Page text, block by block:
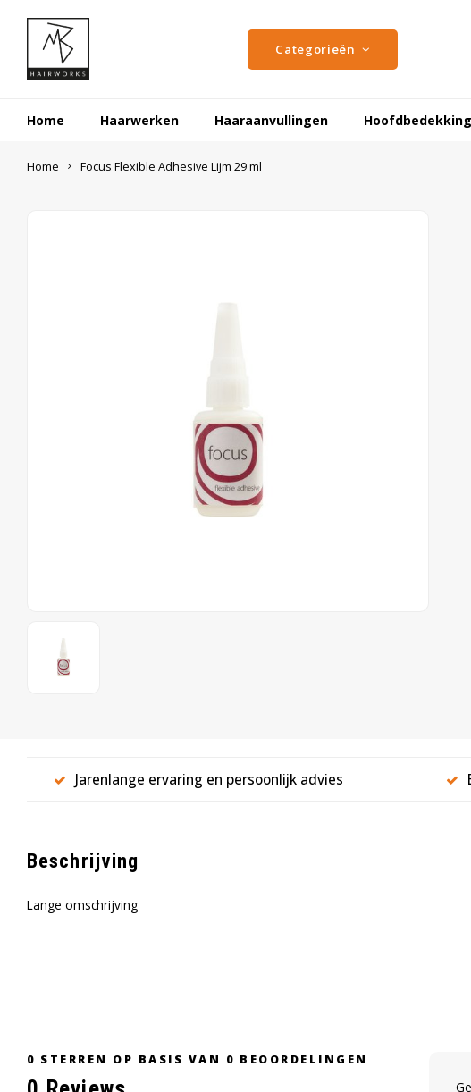
Categorieën
Home Haarwerken Haaraanvullingen
Home Focus Flexible Adhesive Lijm 29 ml
Jarenlange ervaring en persoonlijk advies
Beschrijving
Lange omschrijving
0 STERREN OP BASIS VAN 0 BEOORDELINGEN